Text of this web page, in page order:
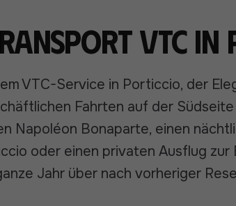
VTC
VTC-Service in Porticcio, der
Fahrten auf der
Napoléon Bonaparte, einen
oder einen privaten Ausflug zur
Jahr über nach vorheriger